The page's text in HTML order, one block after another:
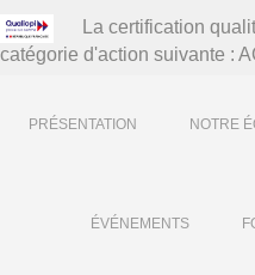
La certification
catégorie d'action suivante :
PRÉSENTATION NOTRE
ÉVÉNEMENTS